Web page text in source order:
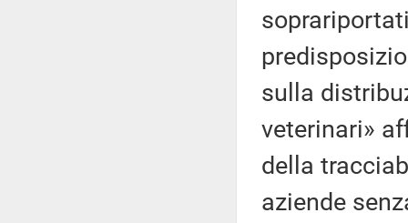
sulla
veterinari»
della
aziende